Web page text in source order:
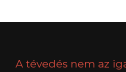
A tévedés nem az